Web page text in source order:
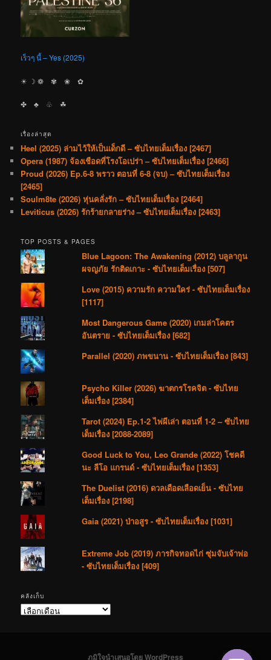
เร็วๆ นี้ – Yes (2025)
☀︎ ☽ ❁ ✾ ❀ ✿
✤ ♣︎ ♧ ☘︎
เรื่องล่าสุด
Heel (2025) ล่ามไว้ให้เป็นเด็กดี – ซับไทยเต็มเรื่อง [2467]
Opera (1987) จ้องเชือดที่โรงโอเปร่า – ซับไทยเต็มเรื่อง [2466]
Proud (2026) Ep.6-8 พราว ตอนที่ 6-8 (จบ) – ซับไทยเต็มเรื่อง
[2465]
Soulm8te (2026) หุ่นคลั่งรัก – ซับไทยเต็มเรื่อง [2464]
Leviticus (2026) รักร้ายกลายร่าง – ซับไทยเต็มเรื่อง [2463]
TOP POSTS & PAGES
Blue Lagoon: The Awakening (2012) บลูลากูน
ผจญภัย รักติดเกาะ - ซับไทยเต็มเรื่อง [507]
Love (2015) ความรัก ความใคร่ - ซับไทยเต็มเรื่อง
[1117]
Most Dangerous Game (2020) เกมล่าโคตร
อันตราย - ซับไทยเต็มเรื่อง [682]
Parallel (2020) ภพขนาน - ซับไทยเต็มเรื่อง [843]
Psycho Killer (2026) ฆาตกรโรคจิต - ซับไทย
เต็มเรื่อง [2384]
Tarot (2024) Ep.1-2 ไพ่ผีเล่า ตอนที่ 1-2 – ซับไทย
เต็มเรื่อง [2088-2089]
Good Luck to You, Leo Grande (2022) โชคดี
นะ ลีโอ แกรนด์ - ซับไทยเต็มเรื่อง [1353]
The Duelist (2016) ดวลเดือดเลือดเย็น - ซับไทย
เต็มเรื่อง [2198]
Gaia (2021) ป่าอสูร - ซับไทยเต็มเรื่อง [1031]
Extreme Job (2019) ภารกิจทอดไก่ ซุ่มจับเจ้าพ่อ
- ซับไทยเต็มเรื่อง [409]
คลังเก็บ
คลัง
ภูมิใจนำเสนอโดย WordPress